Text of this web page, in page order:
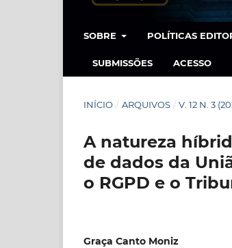
SOBRE POLÍTICAS
SUBMISSÕES ACESSO
INÍCIO / ARQUIVOS / V. 12 N. 3
A natureza
de dados da
o RGPD e o
Graça Canto Moniz